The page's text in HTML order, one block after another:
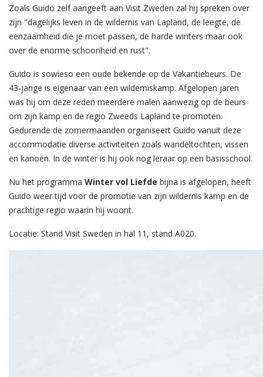
Zoals Guido zelf aangeeft aan Visit Zweden zal hij spreken over
zijn "dagelijks leven in de wildernis van Lapland, de leegte, de
eenzaamheid die je moet passen, de harde winters maar ook
over de enorme schoonheid en rust".
Guido is sowieso een oude bekende op de Vakantiebeurs. De
43-jarige is eigenaar van een wilderniskamp. Afgelopen jaren
was hij om deze reden meerdere malen aanwezig op de beurs
om zijn kamp en de regio Zweeds Lapland te promoten.
Gedurende de zomermaanden organiseert Guido vanuit deze
accommodatie diverse activiteiten zoals wandeltochten, vissen
en kanoën. In de winter is hij ook nog leraar op een basisschool.
Nu het programma Winter vol Liefde bijna is afgelopen, heeft
Guido weer tijd voor de promotie van zijn wildernis kamp en de
prachtige regio waarin hij woont.
Locatie: Stand Visit Sweden in hal 11, stand A020.